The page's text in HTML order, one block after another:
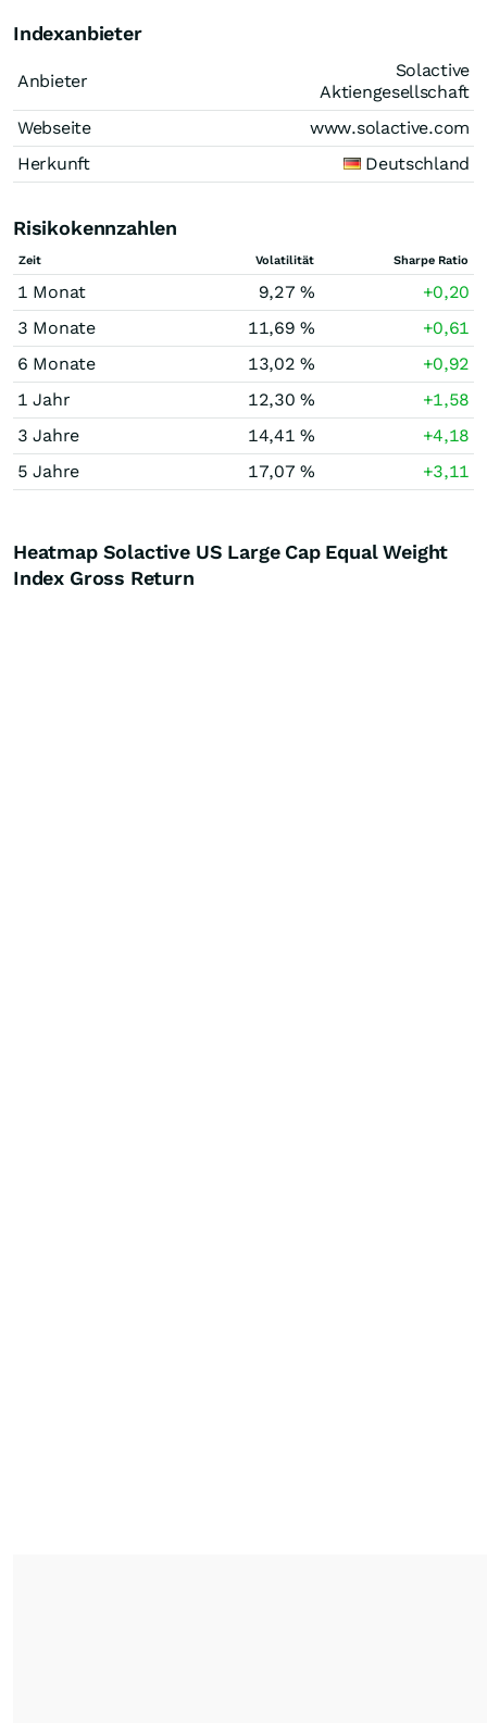
Indexanbieter
Anbieter
Solactive
Aktiengesellschaft
Webseite
www.solactive.com
Herkunft
Deutschland
Risikokennzahlen
Zeit Volatilität Sharpe Ratio
1 Monat 9,27 %
+0,20
3 Monate
11,69 %
+0,61
6 Monate
13,02 %
+0,92
1 Jahr
12,30 %
+1,58
3 Jahre
14,41 %
+4,18
5 Jahre
17,07 % +3,11
Heatmap Solactive US Large Cap Equal Weight
Index Gross Return